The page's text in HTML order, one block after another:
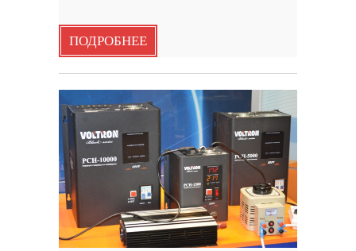
ПОДРОБНЕЕ